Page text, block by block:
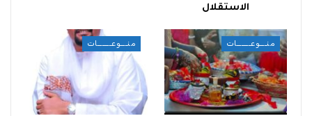
الاستقلال
منـــوعــــــات منـــوعــــــات